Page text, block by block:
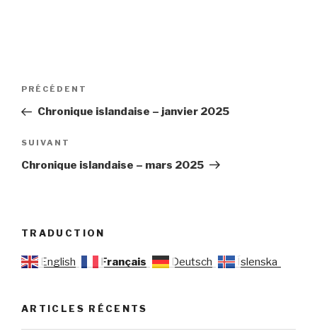
Navigation
l’article
Article
précédent
PRÉCÉDENT
Chronique islandaise – janvier 2025
Article
suivant
SUIVANT
Chronique islandaise – mars 2025
TRADUCTION
English Français Deutsch Íslenska
ARTICLES RÉCENTS